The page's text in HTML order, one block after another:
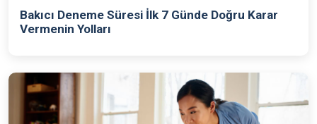
Bakıcı Deneme Süresi İlk 7 Günde Doğru Karar
Vermenin Yolları